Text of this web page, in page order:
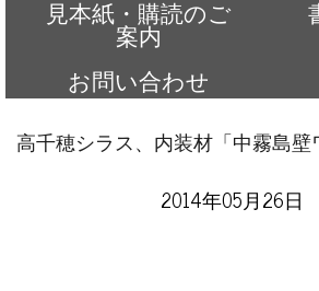
見本紙・購読のご
案内
お問い合わせ
高千穂シラス、内装材「中霧島壁
2014年05月26日